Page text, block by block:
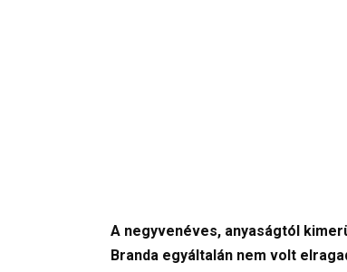
A negyvenéves, anyaságtól
Branda egyáltalán nem volt